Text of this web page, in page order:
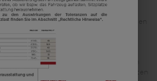
Preisempfehlung, die auf den
basiert. Preise in anderen Ländern
und der
Gebühren und Einfuhrzölle
einen örtlichen Händler nach den
Preisen zu fragen, um den aktuellsten